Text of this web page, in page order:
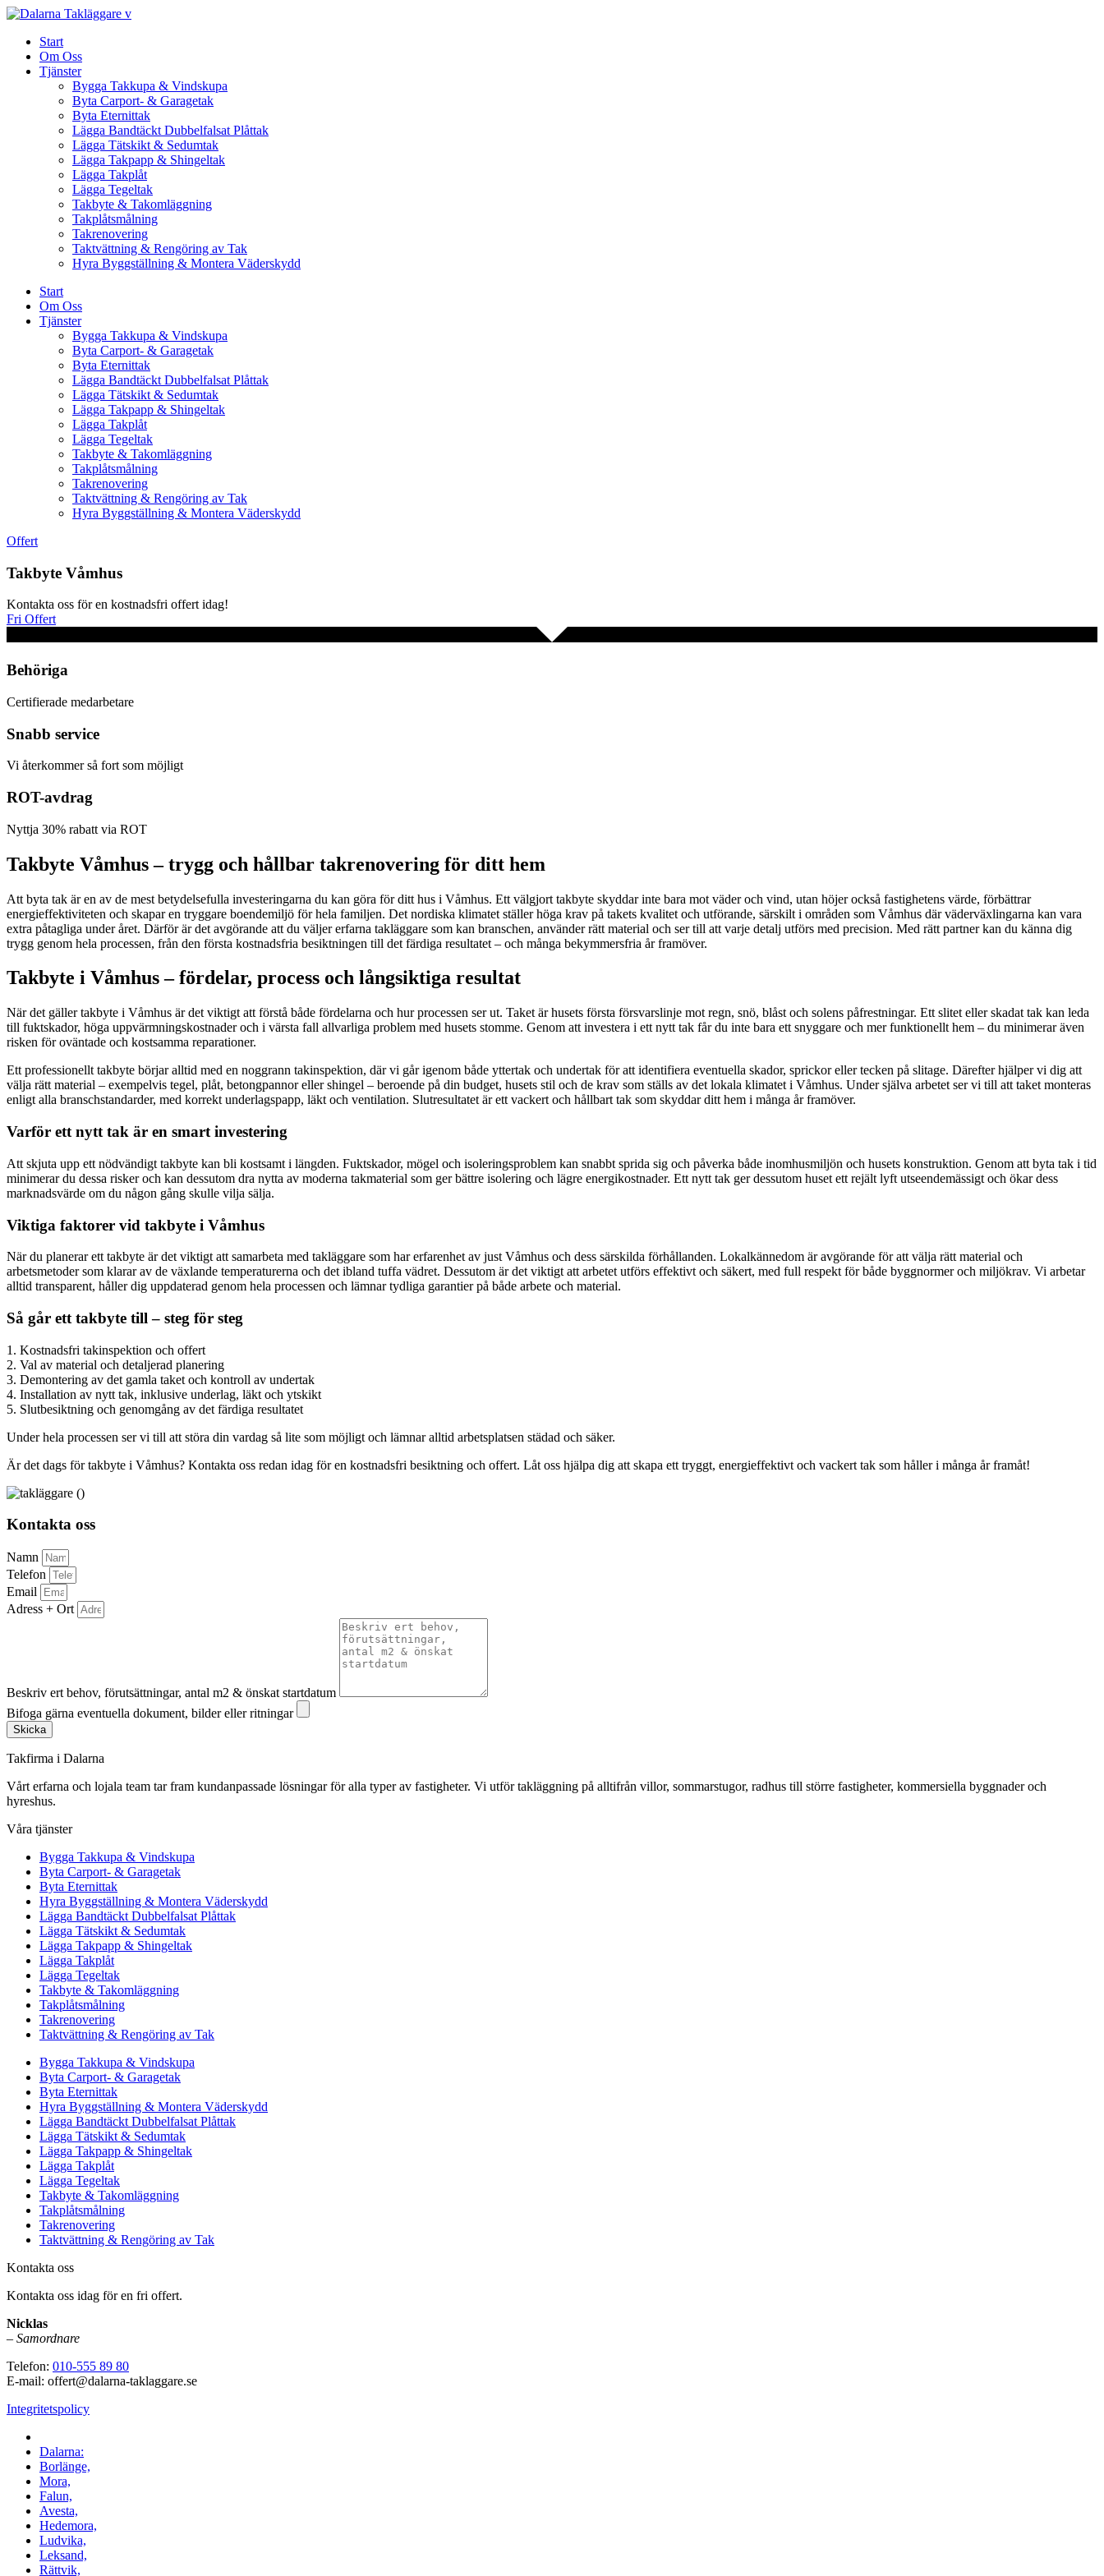
Skip
contentStart
Om Oss
Tjänster
Bygga Takkupa & Vindskupa
Byta Carport- & Garagetak
Byta Eternittak
Lägga Bandtäckt Dubbelfalsat Plåttak
Lägga Tätskikt & Sedumtak
Lägga Takpapp & Shingeltak
Lägga Takplåt
Lägga Tegeltak
Takbyte & Takomläggning
Takplåtsmålning
Takrenovering
Taktvättning & Rengöring av Tak
Hyra Byggställning & Montera Väderskydd
Start
Om Oss
Tjänster
Bygga Takkupa & Vindskupa
Byta Carport- & Garagetak
Byta Eternittak
Lägga Bandtäckt Dubbelfalsat Plåttak
Lägga Tätskikt & Sedumtak
Lägga Takpapp & Shingeltak
Lägga Takplåt
Lägga Tegeltak
Takbyte & Takomläggning
Takplåtsmålning
Takrenovering
Taktvättning & Rengöring av Tak
Hyra Byggställning & Montera Väderskydd
Offert
Takbyte Våmhus
Kontakta oss för en kostnadsfri offert idag!
Fri Offert
Behöriga
Certifierade medarbetare
Snabb service
Vi återkommer så fort som möjligt
ROT-avdrag
Nyttja 30% rabatt via ROT
Takbyte Våmhus – trygg och hållbar takrenovering för ditt hem
Att byta tak är en av de mest betydelsefulla investeringarna du kan göra för ditt hus i Våmhus. Ett välgjort takbyte skyddar inte bara mot väder och vind, utan höjer också fastighetens värde, förbättrar
energieffektiviteten och skapar en tryggare boendemiljö för hela familjen. Det nordiska klimatet ställer höga krav på takets kvalitet och utförande, särskilt i områden som Våmhus där väderväxlingarna kan vara
extra påtagliga under året. Därför är det avgörande att du väljer erfarna takläggare som kan branschen, använder rätt material och ser till att varje detalj utförs med precision. Med rätt partner kan du känna dig
trygg genom hela processen, från den första kostnadsfria besiktningen till det färdiga resultatet – och många bekymmersfria år framöver.
Takbyte i Våmhus – fördelar, process och långsiktiga resultat
När det gäller takbyte i Våmhus är det viktigt att förstå både fördelarna och hur processen ser ut. Taket är husets första försvarslinje mot regn, snö, blåst och solens påfrestningar. Ett slitet eller skadat tak kan leda
till fuktskador, höga uppvärmningskostnader och i värsta fall allvarliga problem med husets stomme. Genom att investera i ett nytt tak får du inte bara ett snyggare och mer funktionellt hem – du minimerar även
risken för oväntade och kostsamma reparationer.
Ett professionellt takbyte börjar alltid med en noggrann takinspektion, där vi går igenom både yttertak och undertak för att identifiera eventuella skador, sprickor eller tecken på slitage. Därefter hjälper vi dig att
välja rätt material – exempelvis tegel, plåt, betongpannor eller shingel – beroende på din budget, husets stil och de krav som ställs av det lokala klimatet i Våmhus. Under själva arbetet ser vi till att taket monteras
enligt alla branschstandarder, med korrekt underlagspapp, läkt och ventilation. Slutresultatet är ett vackert och hållbart tak som skyddar ditt hem i många år framöver.
Varför ett nytt tak är en smart investering
Att skjuta upp ett nödvändigt takbyte kan bli kostsamt i längden. Fuktskador, mögel och isoleringsproblem kan snabbt sprida sig och påverka både inomhusmiljön och husets konstruktion. Genom att byta tak i tid
minimerar du dessa risker och kan dessutom dra nytta av moderna takmaterial som ger bättre isolering och lägre energikostnader. Ett nytt tak ger dessutom huset ett rejält lyft utseendemässigt och ökar dess
marknadsvärde om du någon gång skulle vilja sälja.
Viktiga faktorer vid takbyte i Våmhus
När du planerar ett takbyte är det viktigt att samarbeta med takläggare som har erfarenhet av just Våmhus och dess särskilda förhållanden. Lokalkännedom är avgörande för att välja rätt material och
arbetsmetoder som klarar av de växlande temperaturerna och det ibland tuffa vädret. Dessutom är det viktigt att arbetet utförs effektivt och säkert, med full respekt för både byggnormer och miljökrav. Vi arbetar
alltid transparent, håller dig uppdaterad genom hela processen och lämnar tydliga garantier på både arbete och material.
Så går ett takbyte till – steg för steg
1. Kostnadsfri takinspektion och offert
2. Val av material och detaljerad planering
3. Demontering av det gamla taket och kontroll av undertak
4. Installation av nytt tak, inklusive underlag, läkt och ytskikt
5. Slutbesiktning och genomgång av det färdiga resultatet
Under hela processen ser vi till att störa din vardag så lite som möjligt och lämnar alltid arbetsplatsen städad och säker.
Är det dags för takbyte i Våmhus? Kontakta oss redan idag för en kostnadsfri besiktning och offert. Låt oss hjälpa dig att skapa ett tryggt, energieffektivt och vackert tak som håller i många år framåt!
Kontakta oss
Namn
Telefon
Email
Adress + Ort
Beskriv ert behov, förutsättningar, antal m2 & önskat startdatum
Bifoga gärna eventuella dokument, bilder eller ritningar
Skicka
Takfirma i Dalarna
Vårt erfarna och lojala team tar fram kundanpassade lösningar för alla typer av fastigheter. Vi utför takläggning på alltifrån villor, sommarstugor, radhus till större fastigheter, kommersiella byggnader och
hyreshus.
Våra tjänster
Bygga Takkupa & Vindskupa
Byta Carport- & Garagetak
Byta Eternittak
Hyra Byggställning & Montera Väderskydd
Lägga Bandtäckt Dubbelfalsat Plåttak
Lägga Tätskikt & Sedumtak
Lägga Takpapp & Shingeltak
Lägga Takplåt
Lägga Tegeltak
Takbyte & Takomläggning
Takplåtsmålning
Takrenovering
Taktvättning & Rengöring av Tak
Bygga Takkupa & Vindskupa
Byta Carport- & Garagetak
Byta Eternittak
Hyra Byggställning & Montera Väderskydd
Lägga Bandtäckt Dubbelfalsat Plåttak
Lägga Tätskikt & Sedumtak
Lägga Takpapp & Shingeltak
Lägga Takplåt
Lägga Tegeltak
Takbyte & Takomläggning
Takplåtsmålning
Takrenovering
Taktvättning & Rengöring av Tak
Kontakta oss
Kontakta oss idag för en fri offert.
Nicklas
– Samordnare
Telefon: 010-555 89 80
E-mail: offert@dalarna-taklaggare.se
Integritetspolicy
Dalarna:
Borlänge,
Mora,
Falun,
Avesta,
Hedemora,
Ludvika,
Leksand,
Rättvik,